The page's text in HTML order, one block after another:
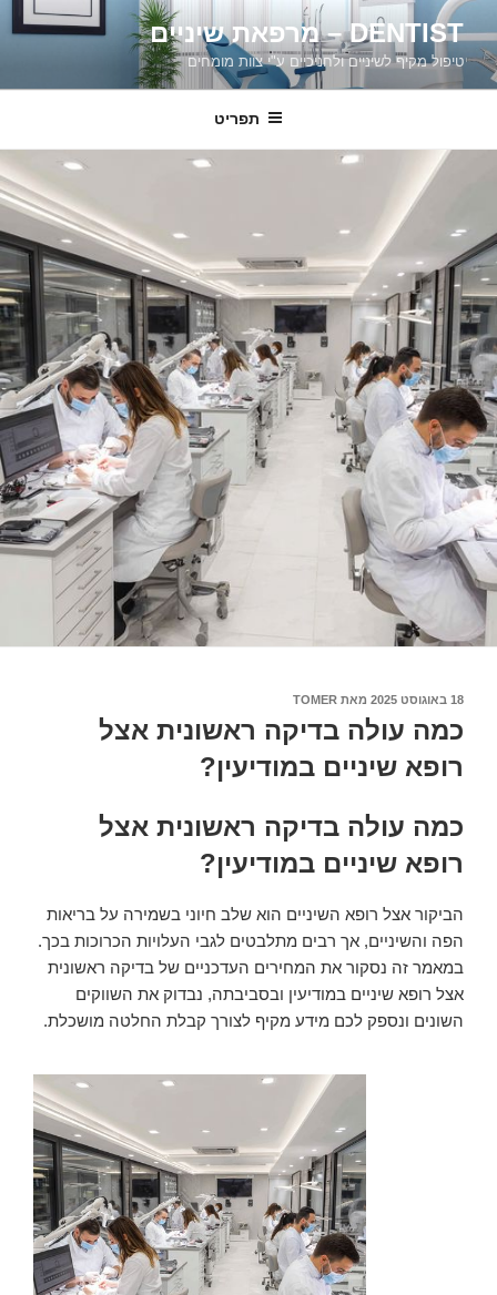
לתוכןDENTIST – מרפאת שיניים
טיפול מקיף לשיניים ולחניכיים ע"י צוות מומחים
תפריט
פורסם
18 באוגוסט 2025 מאת TOMER
כמה עולה בדיקה ראשונית אצל
רופא שיניים במודיעין?
כמה עולה בדיקה ראשונית אצל
רופא שיניים במודיעין?
הביקור אצל רופא השיניים הוא שלב חיוני בשמירה על בריאות
הפה והשיניים, אך רבים מתלבטים לגבי העלויות הכרוכות בכך.
במאמר זה נסקור את המחירים העדכניים של בדיקה ראשונית
אצל רופא שיניים במודיעין ובסביבתה, נבדוק את השווקים
השונים ונספק לכם מידע מקיף לצורך קבלת החלטה מושכלת.